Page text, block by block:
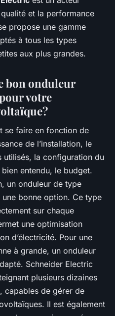
et la performance
propose une gamme
à tous les types
aux plus grandes.
bon onduleur
votre
se faire en fonction de
de l’installation, le
utilisés, la configuration du
entendu, le budget.
un onduleur de type
une bonne option. Ce type
sur chaque
une optimisation
d’électricité. Pour une
à grande, un onduleur
Schneider Electric
plusieurs dizaines
capables de gérer de
Il est également